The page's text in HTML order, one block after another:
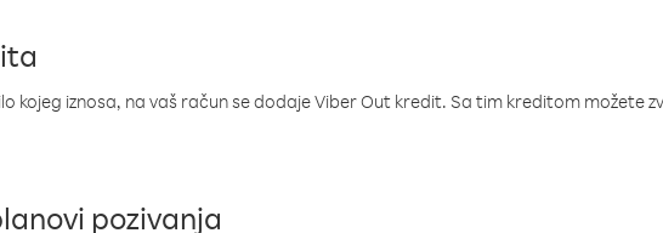
kojeg iznosa, na vaš račun se dodaje Viber Out kredit. Sa tim kreditom možete
pozivanja